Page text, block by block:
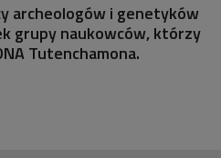
archeologów i genetyków
grupy naukowców, którzy
Tutenchamona.